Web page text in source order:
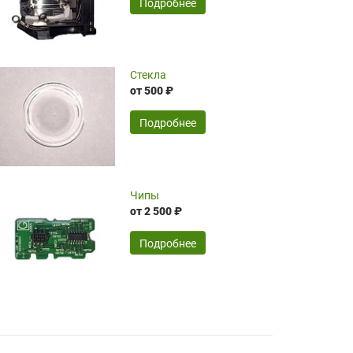
оптимизированной стоимости, чему
чрезмерно благодарны!)))
24.04.2026
широкий ассортимент ламп, как оригиналов,
так и аналогов.Быстрое оформление и
передача в доставку, приемлемые цены. Мне
понравилось.
Читать полностью
16.04.2026
Подробнее
Стекла
от 500 ₽
Подробнее
Чипы
от 2 500 ₽
Подробнее